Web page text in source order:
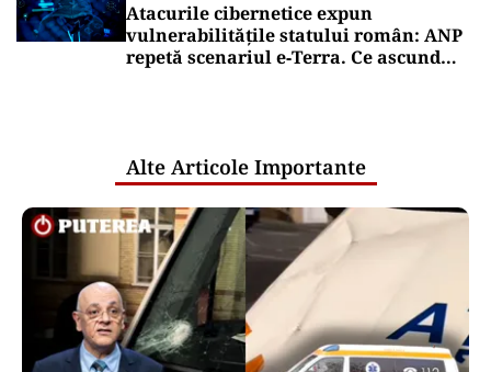
Atacurile cibernetice expun
vulnerabilitățile statului român: ANP
repetă scenariul e‑Terra. Ce ascund
Alte Articole Importante